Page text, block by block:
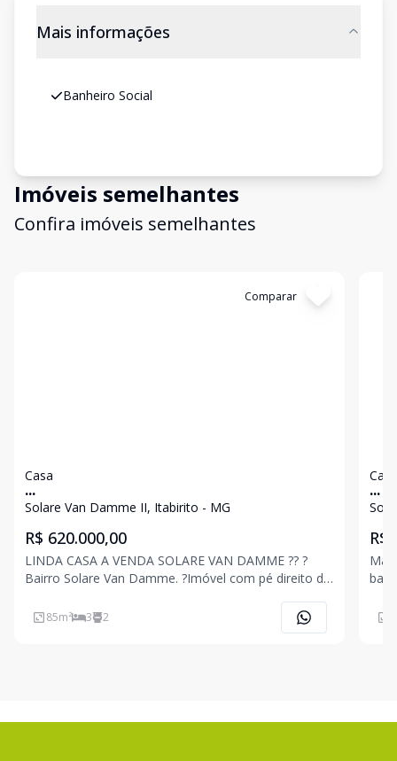
Mais informações
Banheiro Social
Imóveis semelhantes
Confira imóveis semelhantes
Comparar
Casa
...
Solare Van Damme II, Itabirito - MG
R$ 620.000,00
LINDA CASA A VENDA SOLARE VAN DAMME ?? ?
Bairro Solare Van Damme. ?Imóvel com pé direito da
iluminação em led em toda casa, box nos banheiros,
cooktop na cozinha, ampla área externa com muitas
85m² 3 2
Casa
...
R$